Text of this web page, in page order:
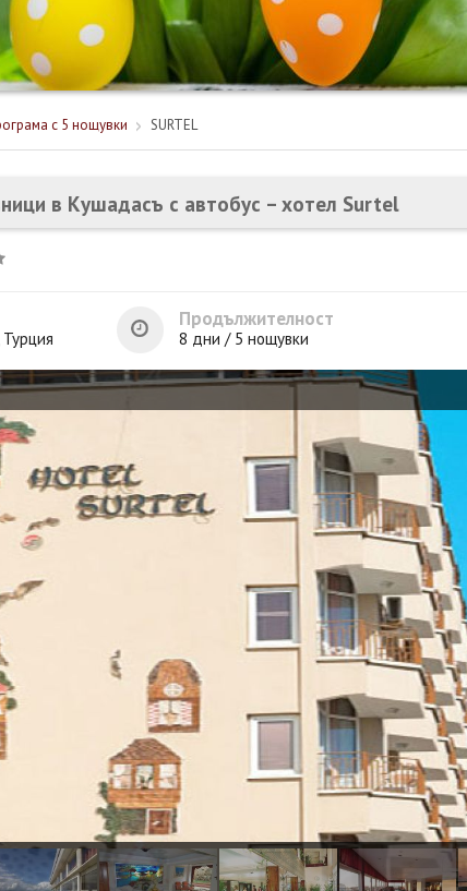
с 5 нощувки SURTEL
в Кушадасъ с автобус – хотел Surtel
Продължителност
8 дни / 5 нощувки